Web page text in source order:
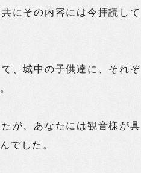
にその内容には今拝読して
、城中の子供達に、それぞ
が、あなたには観音様が具
でした。